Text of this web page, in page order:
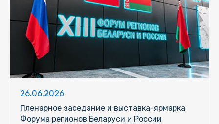
26.06.2026
Пленарное заседание и выставка-ярмарка
Форума регионов Беларуси и России